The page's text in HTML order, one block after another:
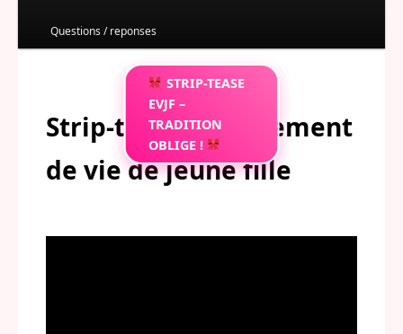
contenu
Questions / reponses
Strip-tease enterrement
de vie de jeune fille
STRIP-TEASE
EVJF –
TRADITION
OBLIGE !